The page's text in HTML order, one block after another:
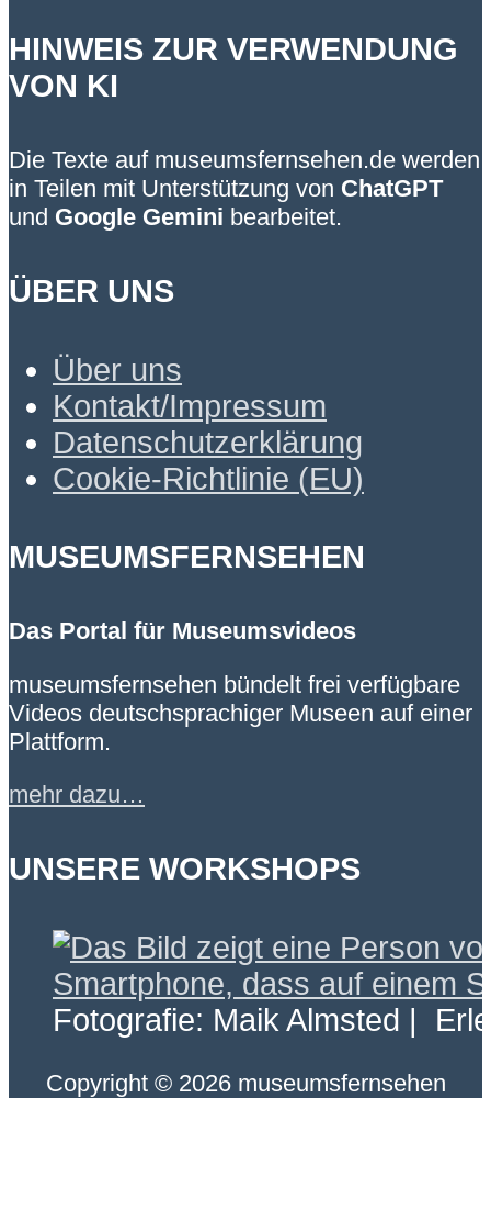
HINWEIS ZUR VERWENDUNG
VON KI
Die Texte auf museumsfernsehen.de werden
in Teilen mit Unterstützung von ChatGPT
und Google Gemini bearbeitet.
ÜBER UNS
Über uns
Kontakt/Impressum
Datenschutzerklärung
Cookie-Richtlinie (EU)
MUSEUMSFERNSEHEN
Das Portal für Museumsvideos
museumsfernsehen bündelt frei verfügbare
Videos deutschsprachiger Museen auf einer
Plattform.
mehr dazu…
UNSERE WORKSHOPS
Fotografie: Maik Almsted |
Copyright © 2026 museumsfernsehen